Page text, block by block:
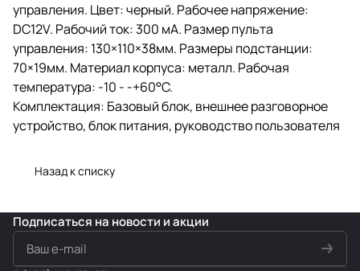
управления. Цвет: черный. Рабочее напряжение:
DC12V. Рабочий ток: 300 мА. Размер пульта
управления: 130×110×38мм. Размеры подстанции:
70×19мм. Материал корпуса: металл. Рабочая
температура: -10 - -+60°C.
Комплектация: Базовый блок, внешнее разговорное
устройство, блок питания, руководство пользователя
Назад к списку
Подписаться на новости и акции